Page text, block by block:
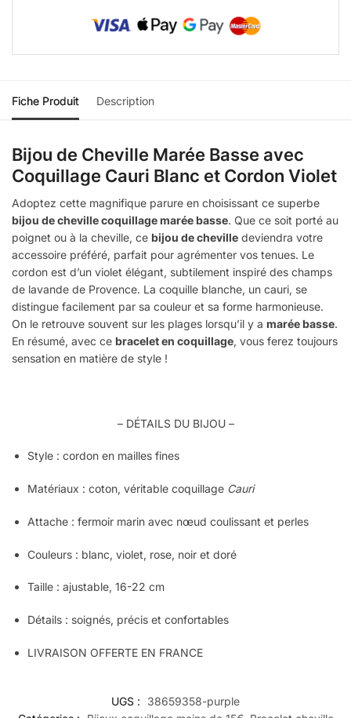
Fiche Produit Description
Bijou de Cheville Marée Basse avec
Coquillage Cauri Blanc et Cordon Violet
Adoptez cette magnifique parure en choisissant ce superbe
bijou de cheville coquillage marée basse. Que ce soit porté au
poignet ou à la cheville, ce bijou de cheville deviendra votre
accessoire préféré, parfait pour agrémenter vos tenues. Le
cordon est d’un violet élégant, subtilement inspiré des champs
de lavande de Provence. La coquille blanche, un cauri, se
distingue facilement par sa couleur et sa forme harmonieuse.
On le retrouve souvent sur les plages lorsqu’il y a marée basse.
En résumé, avec ce bracelet en coquillage, vous ferez toujours
sensation en matière de style !
– DÉTAILS DU BIJOU –
Style : cordon en mailles fines
Matériaux : coton, véritable coquillage Cauri
Attache : fermoir marin avec nœud coulissant et perles
Couleurs : blanc, violet, rose, noir et doré
Taille : ajustable, 16-22 cm
Détails : soignés, précis et confortables
LIVRAISON OFFERTE EN FRANCE
UGS :
38659358-purple